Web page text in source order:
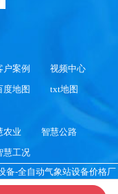
户案例
视频中心
度地图 txt地图
农业
智慧公路
慧工况
备-全自动气象站设备价格厂
鲁公网安备